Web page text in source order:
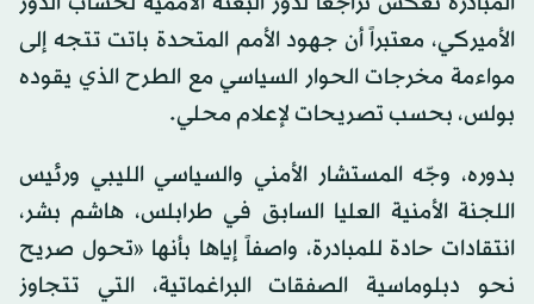
الأميركي، معتبراً أن جهود الأمم المتحدة باتت تتجه إلى
مواءمة مخرجات الحوار السياسي مع الطرح الذي يقوده
بولس، بحسب تصريحات لإعلام محلي.
بدوره، وجّه المستشار الأمني والسياسي الليبي ورئيس
اللجنة الأمنية العليا السابق في طرابلس، هاشم بشر،
انتقادات حادة للمبادرة، واصفاً إياها بأنها «تحول صريح
نحو دبلوماسية الصفقات البراغماتية، التي تتجاوز